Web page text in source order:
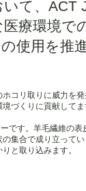
て、ACT
療環境で
使用を推
コリ取りに威力を
づくりに貢献して
です。羊毛繊維の表
集合で成り立って
と取り込みます。